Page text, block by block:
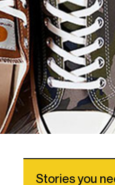
Stories you